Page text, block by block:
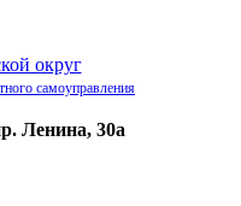
округ
самоуправления
Ленина, 30а